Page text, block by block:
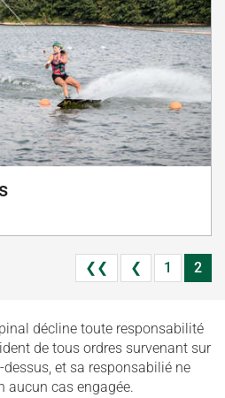
❮❮ ❮ 1 2
décline toute responsabilité
de tous ordres survenant sur
et sa responsabilié ne
aucun cas engagée.